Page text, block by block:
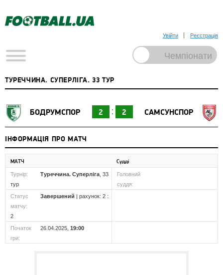
Увійти Реєстрація
ТУРЕЧЧИНА. СУПЕРЛІГА. 33 ТУР
БОДРУМСПОР 2 2 САМСУНСПОР
ІНФОРМАЦІЯ ПРО МАТЧ
МАТЧ Судді
Турнір: Туреччина. Суперліга, 33
тур
Головний
суддя:
Статус
матчу:
Завершений | рахунок: 2 :
2
Початок
гри:
26.04.2025, 19:00